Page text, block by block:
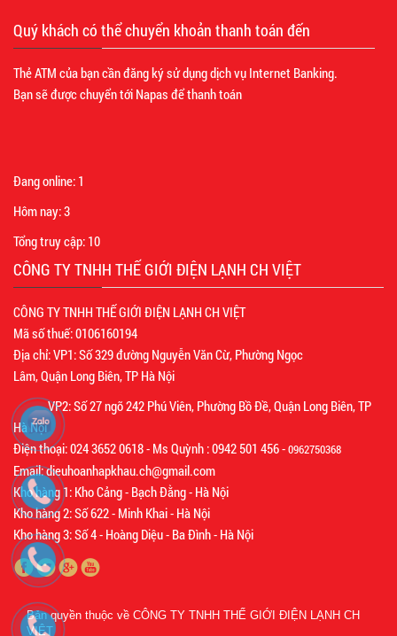
Quý khách có thể chuyển khoản thanh toán đến
Thẻ ATM của bạn cần đăng ký sử dụng dịch vụ Internet Banking.
Bạn sẽ được chuyển tới Napas để thanh toán
Đang online: 1
Hôm nay:3
Tổng truy cập: 10
CÔNG TY TNHH THẾ GIỚI ĐIỆN LẠNH CH VIỆT
CÔNG TY TNHH THẾ GIỚI ĐIỆN LẠNH CH VIỆT
Mã số thuế: 0106160194
Địa chỉ: VP1: Số 329 đường Nguyễn Văn Cừ, Phường Ngọc
Lâm, Quận Long Biên, TP Hà Nội
VP2: Số 27 ngõ 242 Phú Viên, Phường Bồ Đề, Quận Long Biên, TP
Hà Nội
Điện thoại: 024 3652 0618 - Ms Quỳnh : 0942 501 456 -0962750368
Email: dieuhoanhapkhau.ch@gmail.com
Kho hàng 1: Kho Cảng - Bạch Đằng - Hà Nội
Kho hàng 2: Số 622 - Minh Khai - Hà Nội
Kho hàng 3: Số 4 - Hoàng Diệu - Ba Đình - Hà Nội
Bản quyền thuộc về CÔNG TY TNHH THẾ GIỚI ĐIỆN LẠNH CH
VIỆT